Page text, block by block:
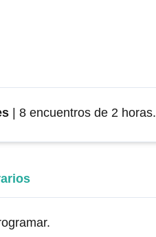
| 8 encuentros de 2 horas.